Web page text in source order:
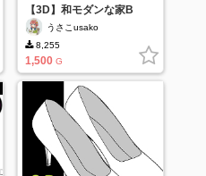
【3D】和モダンな家B
うさこusako
8,255
1,500 G